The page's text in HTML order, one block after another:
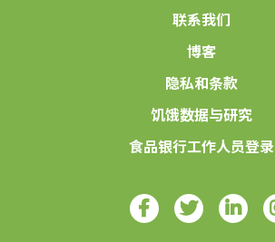
联系我们
博客
隐私和条款
饥饿数据与研究
食品银行工作人员登录